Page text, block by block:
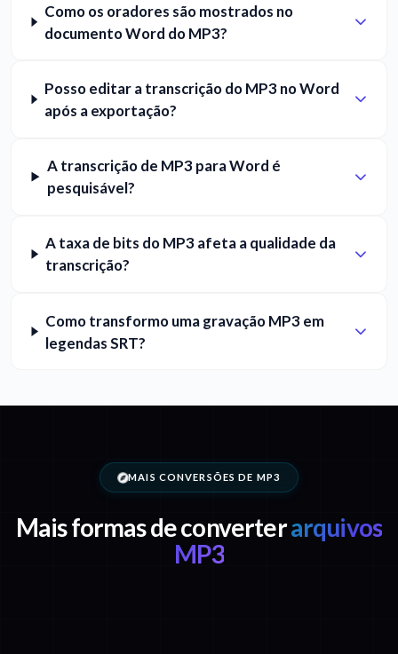
Como os oradores são mostrados no
documento Word do MP3?
Posso editar a transcrição do MP3 no Word
após a exportação?
A transcrição de MP3 para Word é
pesquisável?
A taxa de bits do MP3 afeta a qualidade da
transcrição?
Como transformo uma gravação MP3 em
legendas SRT?
MAIS CONVERSÕES DE MP3
Mais formas de converterarquivos
MP3